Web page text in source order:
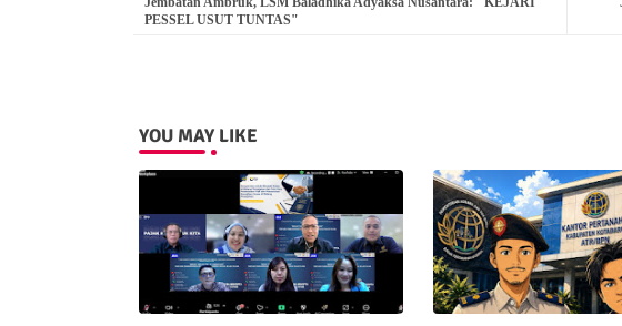
PESSEL USUT TUNTAS"
YOU MAY LIKE